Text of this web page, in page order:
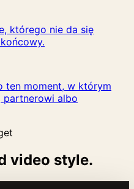
którego nie da się
ten moment, w którym
partnerowi albo
video style.